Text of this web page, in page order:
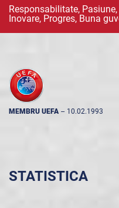
Responsabilitate,
Inovare, Progres, Buna
MEMBRU UEFA -- 10.02.1993
STATISTICA